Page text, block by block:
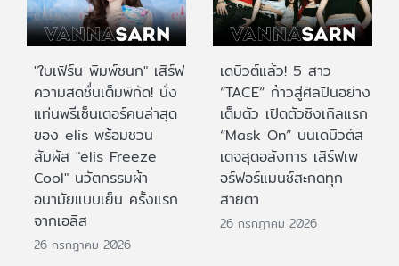
"ใบเฟิร์น พิมพ์ชนก" เสิร์ฟ
ความสดชื่นเต็มพิกัด! นั่ง
แท่นพรีเซ็นเตอร์คนล่าสุด
ของ elis พร้อมชวน
สัมผัส "elis Freeze
Cool" นวัตกรรมผ้า
อนามัยแบบเย็น ครั้งแรก
จากเอลิส
26 กรกฎาคม 2026
เดบิวต์แล้ว! 5 สาว
“TACE” ก้าวสู่ศิลปินอย่าง
เต็มตัว เปิดตัวซิงเกิลแรก
“Mask On” บนเดบิวต์ส
เตจสุดอลังการ เสิร์ฟเพ
อร์ฟอร์แมนซ์สะกดทุก
สายตา
26 กรกฎาคม 2026